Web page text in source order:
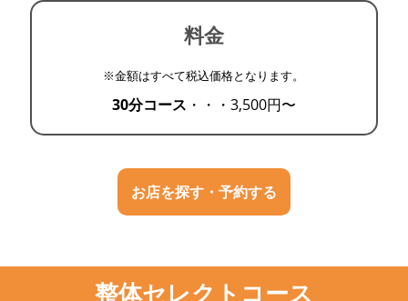
料金
※金額はすべて税込価格となります。
30分コース ・・・ 3,500円〜
お店を探す・予約する
整体セレクトコース